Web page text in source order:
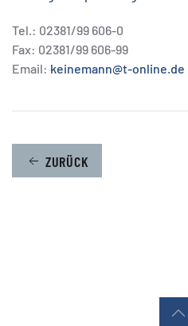
Tel.: 02381/99 606-0
Fax: 02381/99 606-99
Email: keinemann@t-online.de
ZURÜCK